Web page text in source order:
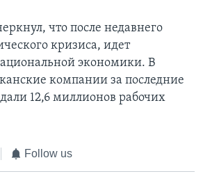
что после недавнего
кризиса, идет
экономики. В
компании за последние
12,6 миллионов рабочих
Follow us